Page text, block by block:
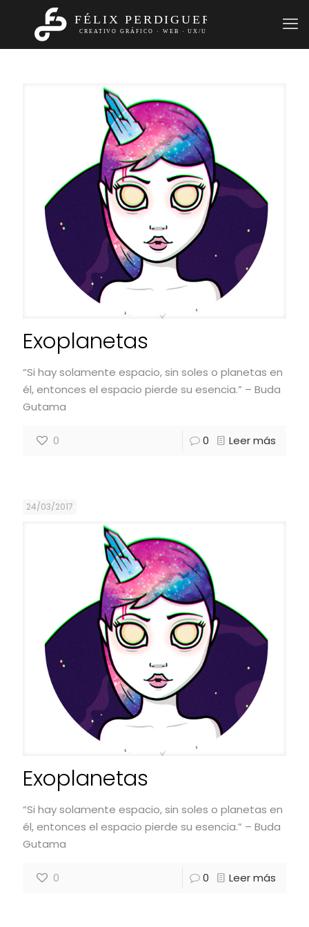
Exoplanetas
“Si hay solamente espacio, sin soles o planetas en
él, entonces el espacio pierde su esencia.” – Buda
Gutama
0 0 Leer más
24/03/2017
Exoplanetas
“Si hay solamente espacio, sin soles o planetas en
él, entonces el espacio pierde su esencia.” – Buda
Gutama
0 0 Leer más